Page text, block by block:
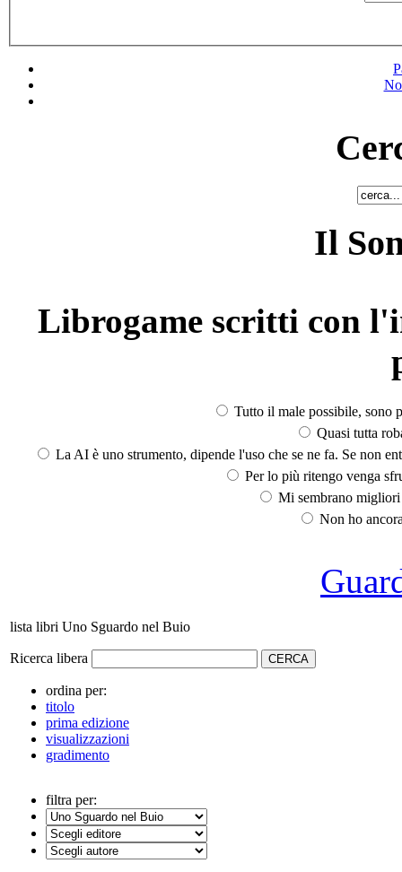
Il
Librogame scritti con
Tutto il male possibile, sono
Quasi tutta
La AI è uno strumento, dipende l'uso che se ne fa. Se non
Per lo più ritengo venga
Mi sembrano
Non ho
lista libri Uno Sguardo nel Buio
Ricerca libera
ordina per:
titolo
prima edizione
visualizzazioni
gradimento
filtra per: